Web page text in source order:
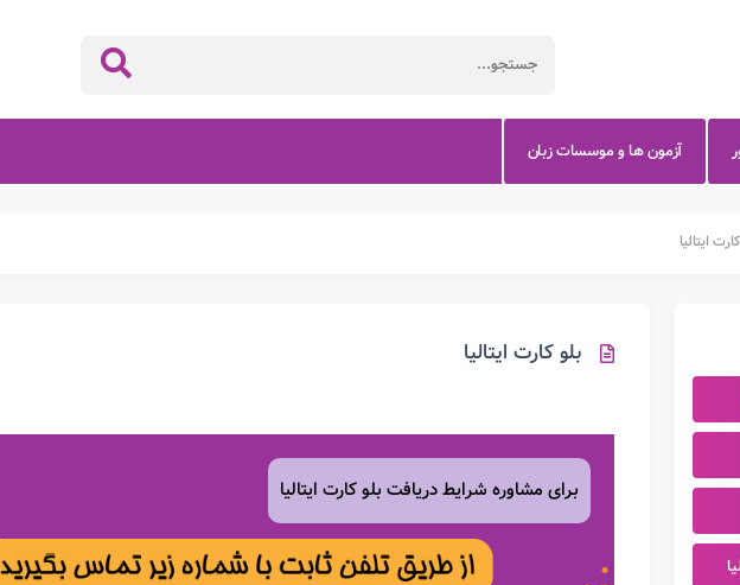
آزمون ها و موسسات زبان
ایتالیا
بلو کارت ایتالیا
برای مشاوره شرایط دریافت بلو کارت ایتالیا